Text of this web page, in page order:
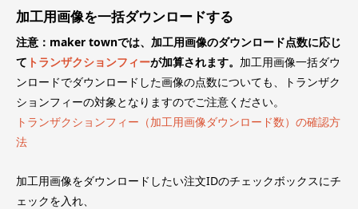
加工用画像を一括ダウンロードする
注意：maker townでは、加工用画像のダウンロード点数に応じ
て トランザクションフィーが加算されます。 加工用画像一括ダウ
ンロードでダウンロードした画像の点数についても、トランザク
ションフィーの対象となりますのでご注意ください。
トランザクションフィー（加工用画像ダウンロード数）の確認方
法
加工用画像をダウンロードしたい注文IDのチェックボックスにチ
ェックを入れ、